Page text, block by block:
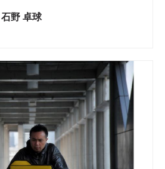
野 卓球